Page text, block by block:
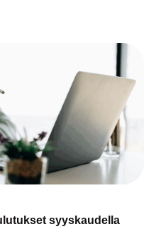
syyskaudella